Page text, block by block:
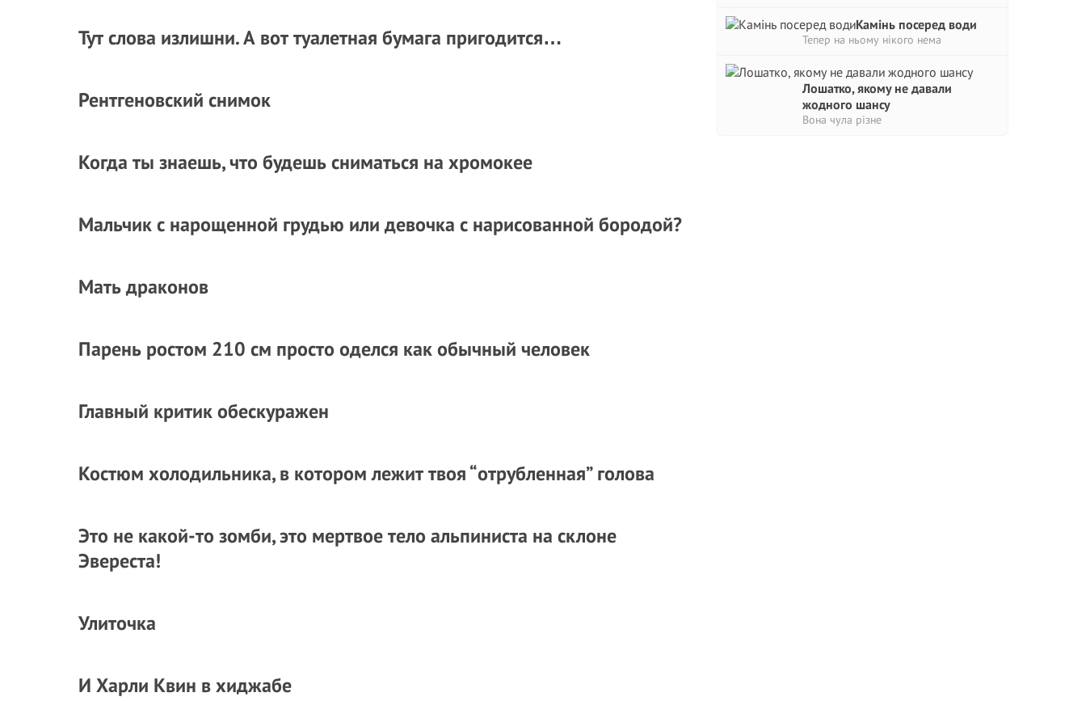
Камінь посеред води
Тепер на ньому нікого нема
Лошатко, якому не давали
жодного шансу
Вона чула різне
Тут слова излишни. А вот туалетная бумага пригодится…
Рентгеновский снимок
Когда ты знаешь, что будешь сниматься на хромокее
Мальчик с нарощенной грудью или девочка с нарисованной бородой?
Мать драконов
Парень ростом 210 см просто оделся как обычный человек
Главный критик обескуражен
Костюм холодильника, в котором лежит твоя “отрубленная” голова
Это не какой-то зомби, это мертвое тело альпиниста на склоне
Эвереста!
Улиточка
И Харли Квин в хиджабе